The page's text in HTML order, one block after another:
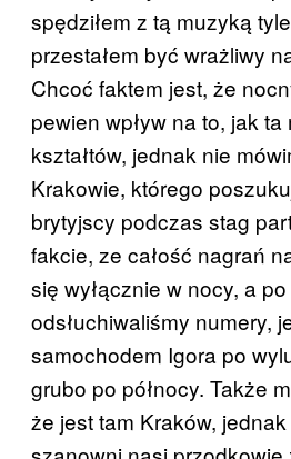
spędziłem z tą muzyką
przestałem być wrażliwy
Chcoć faktem jest, że
pewien wpływ na to, jak
kształtów, jednak nie
Krakowie, którego
brytyjscy podczas stag
fakcie, ze całość nagrań
się wyłącznie w nocy, a
odsłuchiwaliśmy numery,
samochodem Igora po
grubo po północy. Także
że jest tam Kraków,